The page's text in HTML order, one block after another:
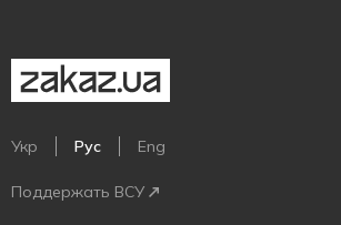
Укр Рус Eng
Поддержать ВСУ